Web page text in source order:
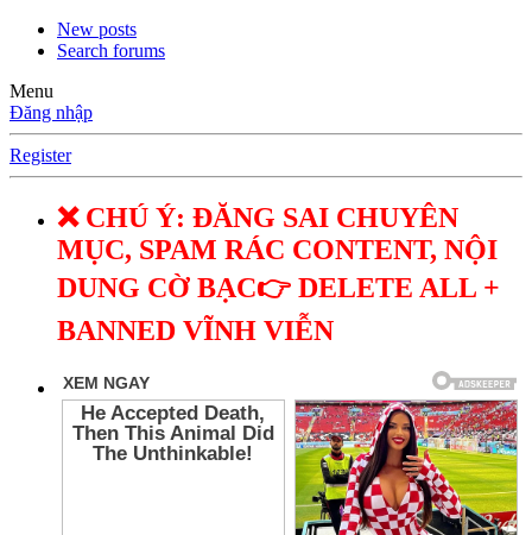
New posts
Search forums
Menu
Đăng nhập
Register
❌ CHÚ Ý: ĐĂNG SAI CHUYÊN
MỤC, SPAM RÁC CONTENT, NỘI
DUNG CỜ BẠC👉 DELETE ALL +
BANNED VĨNH VIỄN